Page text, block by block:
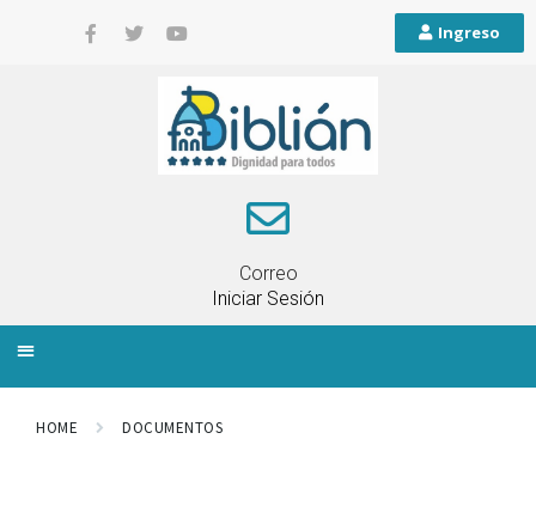
Ingreso
Correo
Iniciar Sesión
HOME DOCUMENTOS